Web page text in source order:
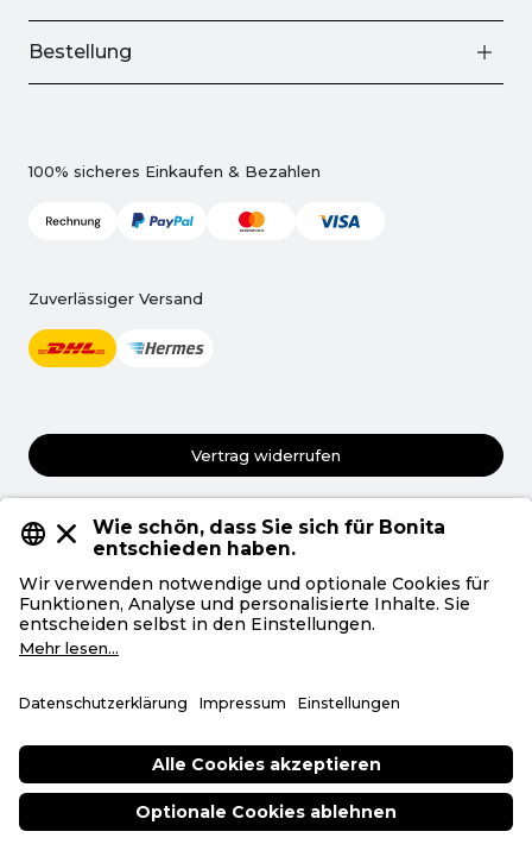
Bestellung
100% sicheres Einkaufen & Bezahlen
Zuverlässiger Versand
Vertrag widerrufen
AGB
Datenschutz
Privatsphäre
Deutsch